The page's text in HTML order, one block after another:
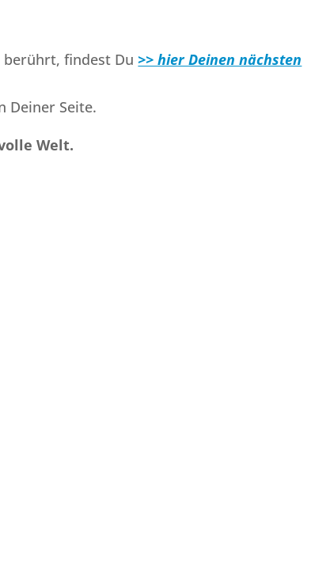
berührt, findest Du >> hier Deinen nächsten
Deiner Seite.
Welt.